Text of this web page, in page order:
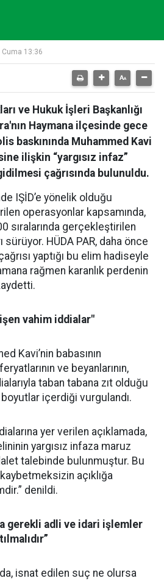
13:36
ve Hukuk İşleri Başkanlığı
Haymana ilçesinde gece
baskınında Muhammed Kavi
ilişkin “yargısız infaz”
çağrısında bulunuldu.
IŞİD’e yönelik olduğu
operasyonlar kapsamında,
sıralarında gerçekleştirilen
sürüyor. HÜDA PAR, daha önce
yaptığı bu elim hadiseyle
rağmen karanlık perdenin
vahim iddialar"
Kavi’nin babasının
ve beyanlarının,
taban tabana zıt olduğu
içerdiği vurgulandı.
yer verilen açıklamada,
yargısız infaza maruz
talebinde bulunmuştur. Bu
açıklığa
denildi.
gerekli adli ve idari işlemler
isnat edilen suç ne olursa